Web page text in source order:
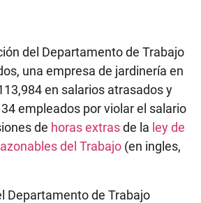
del Departamento de Trabajo
una empresa de jardinería en
en salarios atrasados y
empleados por violar el salario
de horas extrasde la ley de
del Trabajo (en ingles,
Departamento de Trabajo